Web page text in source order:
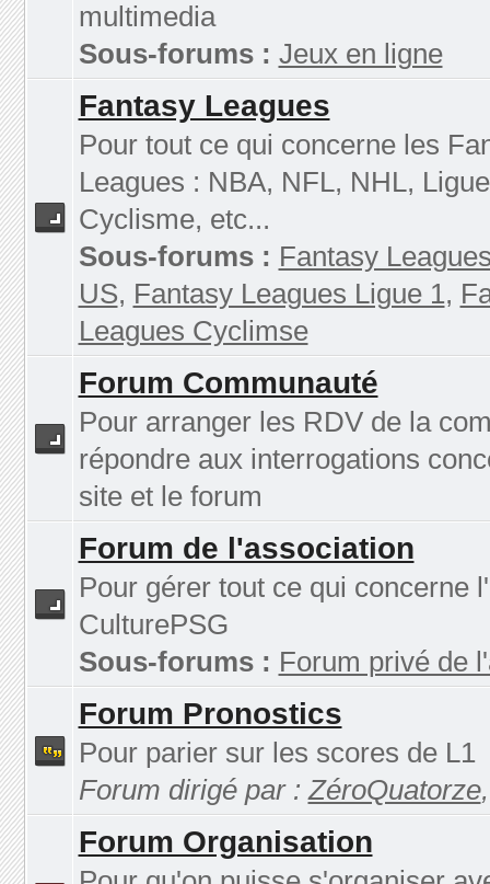
multimedia
Sous-forums : Jeux en ligne
Fantasy Leagues
Pour tout ce qui concerne les
Leagues : NBA, NFL, NHL,
Cyclisme, etc...
Sous-forums : Fantasy
US, Fantasy Leagues Ligue 1,
Leagues Cyclimse
Forum Communauté
Pour arranger les RDV de la
répondre aux interrogations
site et le forum
Forum de l'association
Pour gérer tout ce qui concerne
CulturePSG
Sous-forums : Forum privé de
Forum Pronostics
Pour parier sur les scores de L1
Forum dirigé par :ZéroQuatorze
Forum Organisation